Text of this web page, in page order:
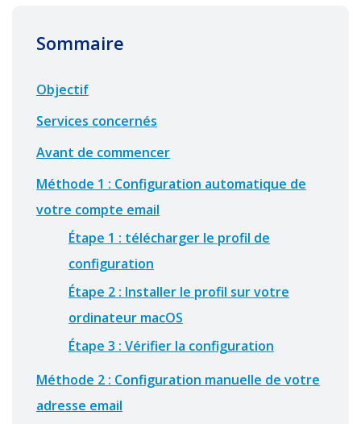
Sommaire
Objectif
Services concernés
Avant de commencer
Méthode 1 : Configuration automatique de
votre compte email
Étape 1 : télécharger le profil de
configuration
Étape 2 : Installer le profil sur votre
ordinateur macOS
Étape 3 : Vérifier la configuration
Méthode 2 : Configuration manuelle de votre
adresse email